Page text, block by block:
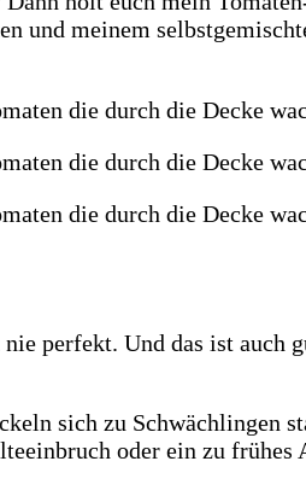
und meinem
perfekt. Und das ist auch
sich zu Schwächlingen
oder ein zu